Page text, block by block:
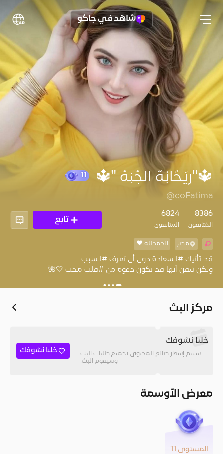
شاهد في جاكو
🔱"ريَحًآنِهّ آلَجّنِهّ "🔱
@coFatima
8386
المُتابعون
6824
المتابعون
تابع
مصر الحمدلله ❤
ولكن تيقن أنها قد تكون دعوة من #قلب محب 🤍🌺
مركز البث
خلنا نشوفك
سيتم إشعار صانع المحتوى بجميع طلبات البث
وسيقوم البث.
خلنا نشوفك
معرض الأوسمة
المستوى 11